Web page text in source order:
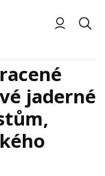
jaderné